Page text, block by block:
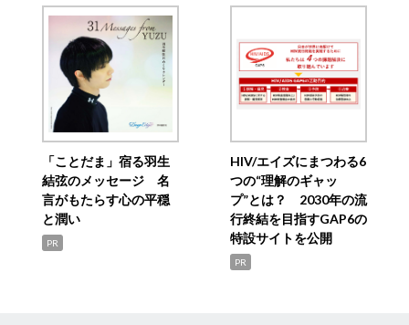
「ことだま」宿る羽生
結弦のメッセージ 名
言がもたらす心の平穏
と潤い
PR
HIV/エイズにまつわる6
つの“理解のギャッ
プ”とは？ 2030年の流
行終結を目指すGAP6の
特設サイトを公開
PR